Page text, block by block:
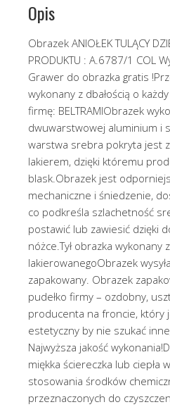
Opis
Obrazek ANIOŁEK TULĄCY
PRODUKTU : A.6787/1 COL
Grawer do obrazka gratis
wykonany z dbałością o
firmę: BELTRAMIObrazek
dwuwarstwowej aluminium i
warstwa srebra pokryta jest
lakierem, dzięki któremu
blask.Obrazek jest
mechaniczne i śniedzenie,
co podkreśla szlachetność
postawić lub zawiesić dzięki
nóżce.Tył obrazka wykonany
lakierowanegoObrazek
zapakowany. Obrazek
pudełko firmy – ozdobny,
producenta na froncie, który
estetyczny by nie szukać
Najwyższa jakość
miękka ściereczka lub ciepła
stosowania środków
przeznaczonych do